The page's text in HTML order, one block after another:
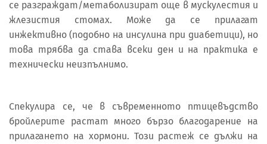
се разграждат/метаболизират още в мускулестия и
жлезистия стомах. Може да се прилагат
инжективно (подобно на инсулина при диабетици), но
това трябва да става всеки ден и на практика е
технически неизпълнимо.
Спекулира се, че в съвременното птицевъдство
бройлерите растат много бързо благодарение на
прилагането на хормони. Този растеж се дължи на